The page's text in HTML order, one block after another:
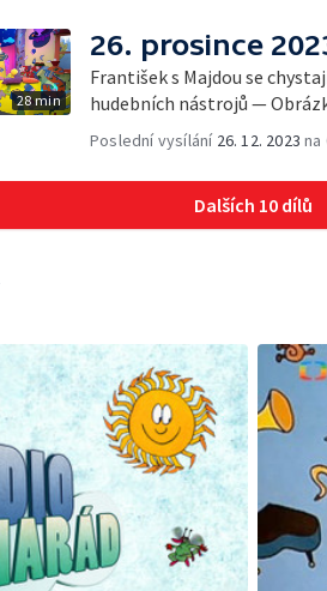
28 min
26. prosince
František s Majdou se
hudebních nástrojů —
Poslední vysílání 26. 12. 2023 na
Dalších 10 dílů